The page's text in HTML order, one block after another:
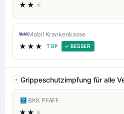
★★ ★
Mobil Krankenkasse
★★★ TOP ✓ BESSER
Grippeschutzimpfung für alle
BKK PFAFF